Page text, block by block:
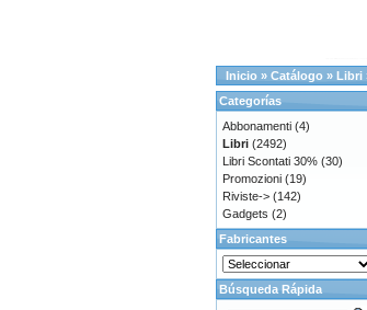
Inicio » Catálogo » Libri
Categorías
Abbonamenti (4)
Libri (2492)
Libri Scontati 30% (30)
Promozioni (19)
Riviste-> (142)
Gadgets (2)
Fabricantes
Búsqueda Rápida